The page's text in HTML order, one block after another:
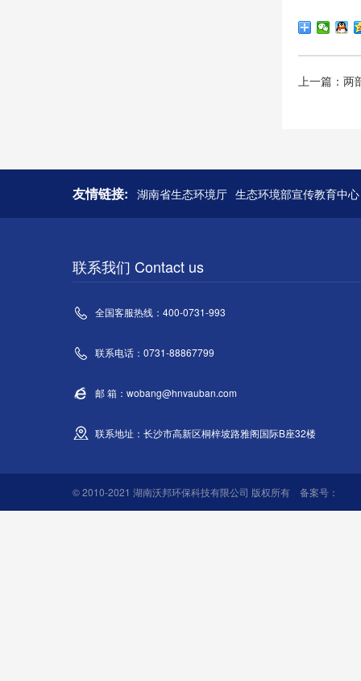
上一篇：两
友情链接: 湖南省生态环境厅 生态环境部宣传教育中心
联系我们 Contact us
全国客服热线：400-0731-993
联系电话：0731-88867799
邮 箱：wobang@hnvauban.com
联系地址：长沙市高新区桐梓坡路雅阁国际B座32楼
© 2010-2021 湖南沃邦环保科技有限公司 版权所有 备案号：